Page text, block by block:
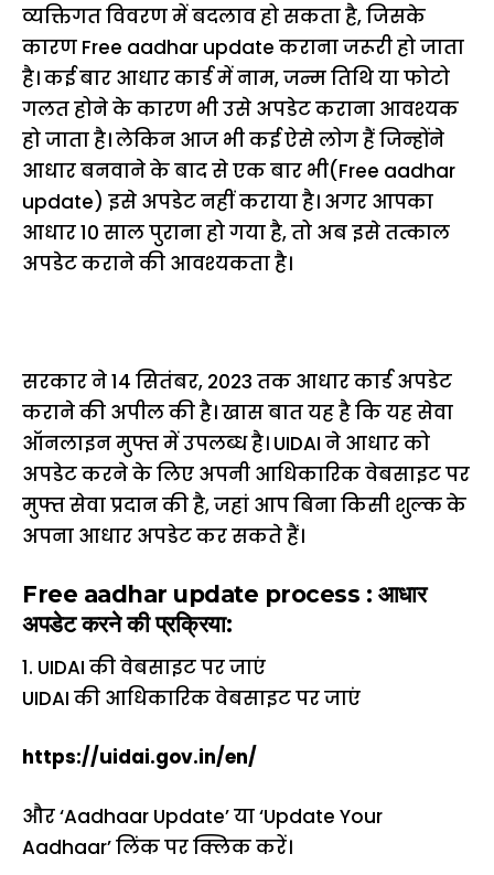
व्यक्तिगत विवरण में बदलाव हो सकता है, जिसके
कारण Free aadhar update कराना जरूरी हो जाता
है। कई बार आधार कार्ड में नाम, जन्म तिथि या फोटो
गलत होने के कारण भी उसे अपडेट कराना आवश्यक
हो जाता है। लेकिन आज भी कई ऐसे लोग हैं जिन्होंने
आधार बनवाने के बाद से एक बार भी(Free aadhar
update) इसे अपडेट नहीं कराया है। अगर आपका
आधार 10 साल पुराना हो गया है, तो अब इसे तत्काल
अपडेट कराने की आवश्यकता है।
सरकार ने 14 सितंबर, 2023 तक आधार कार्ड अपडेट
कराने की अपील की है। खास बात यह है कि यह सेवा
ऑनलाइन मुफ्त में उपलब्ध है। UIDAI ने आधार को
अपडेट करने के लिए अपनी आधिकारिक वेबसाइट पर
मुफ्त सेवा प्रदान की है, जहां आप बिना किसी शुल्क के
अपना आधार अपडेट कर सकते हैं।
Free aadhar update process : आधार
अपडेट करने की प्रक्रिया:
1. UIDAI की वेबसाइट पर जाएं
UIDAI की आधिकारिक वेबसाइट पर जाएं
https://uidai.gov.in/en/
और ‘Aadhaar Update’ या ‘Update Your
Aadhaar’ लिंक पर क्लिक करें।